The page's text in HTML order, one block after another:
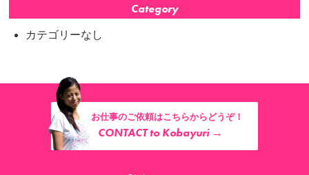
Category
カテゴリーなし
お仕事のご依頼はこちらからどうぞ！
CONTACT to Kobayuri →